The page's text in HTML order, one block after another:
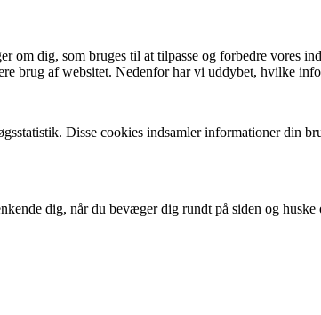
om dig, som bruges til at tilpasse og forbedre vores
brug af websitet. Nedenfor har vi uddybet, hvilke
Disse cookies indsamler informationer din
dig, når du bevæger dig rundt på siden og